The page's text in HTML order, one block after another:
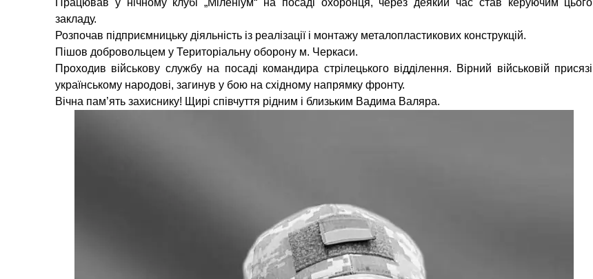
Працював у нічному клубі „Міленіум“ на посаді охоронця, через деякий час став керуючим цього
закладу.
Розпочав підприємницьку діяльність із реалізації і монтажу металопластикових конструкцій.
Пішов добровольцем у Територіальну оборону м. Черкаси.
Проходив військову службу на посаді командира стрілецького відділення. Вірний військовій присязі
українському народові, загинув у бою на східному напрямку фронту.
Вічна пам’ять захиснику! Щирі співчуття рідним і близьким Вадима Валяра.